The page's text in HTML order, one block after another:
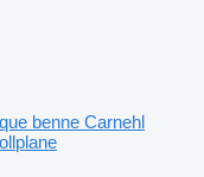
benne Carnehl